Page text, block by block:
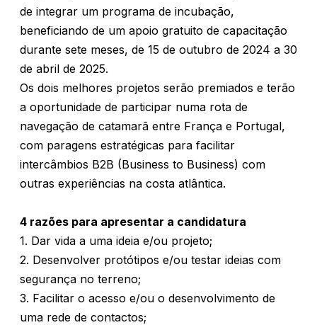
de integrar um programa de incubação,
beneficiando de um apoio gratuito de capacitação
durante sete meses, de 15 de outubro de 2024 a 30
de abril de 2025.
Os dois melhores projetos serão premiados e terão
a oportunidade de participar numa rota de
navegação de catamarã entre França e Portugal,
com paragens estratégicas para facilitar
intercâmbios B2B (Business to Business) com
outras experiências na costa atlântica.
4 razões para apresentar a candidatura
1. Dar vida a uma ideia e/ou projeto;
2. Desenvolver protótipos e/ou testar ideias com
segurança no terreno;
3. Facilitar o acesso e/ou o desenvolvimento de
uma rede de contactos;